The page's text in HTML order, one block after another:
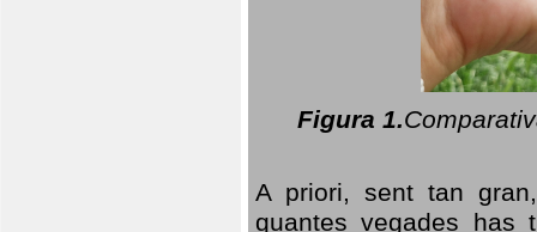
Figura 1.
A priori, sent tan
quantes vegades has